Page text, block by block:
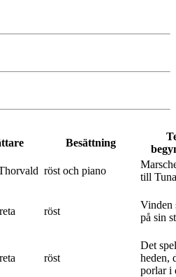
Besättning
röst och piano
till Tuna
röst
Vinden
på sin
röst
Det
heden,
porlar i